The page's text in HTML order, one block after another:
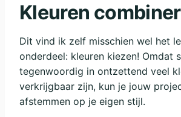
Kleuren
Dit vind ik zelf misschien wel het
onderdeel: kleuren kiezen! Omdat
tegenwoordig in ontzettend veel
verkrijgbaar zijn, kun je jouw
afstemmen op je eigen stijl.